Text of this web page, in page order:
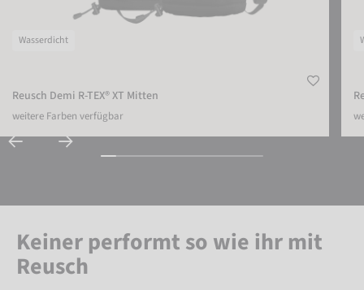
Wasserdicht
Reusch Demi R-TEX® XT Mitten
weitere Farben verfügbar
Keiner performt so wie ihr mit
Reusch